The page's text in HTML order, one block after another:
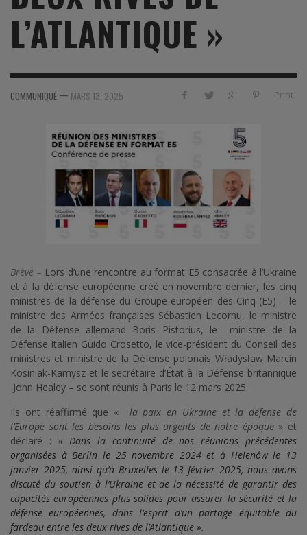
L’ATLANTIQUE »
Print
COMMUNIQUÉ — MARS 13, 2025
Brève – Lors d’une rencontre au format E5 consacrée à l’Ukraine
et à la défense européenne créé en novembre dernier, les cinq
ministres de la défense du Groupe européen des Cinq (E5) – le
ministre des Armées françaises Sébastien Lecornu, le ministre
de la Défense allemand Boris Pistorius, le ministre de la
Défense italien Guido Crosetto, le vice-président du Conseil des
ministres et ministre de la Défense polonais Władysław Marcin
Kosiniak-Kamysz et le secrétaire d’État à la Défense britannique
John Healey – se sont réunis à Paris le 12 mars 2025.
Ils ont réaffirmé que « la paix en Ukraine et la défense de
l’Europe sont les besoins les plus urgents de notre époque » et
déclaré : « Dans la continuité de nos réunions précédentes
organisées à Berlin le 25 novembre 2024 et à Helenów le 13
janvier 2025, ainsi qu’à Bruxelles le 13 février 2025, nous avons
discuté du soutien à l’Ukraine et de la nécessité de garantir des
capacités européennes plus solides pour assurer la sécurité et la
défense européennes, dans l’esprit d’un partage équitable du
fardeau entre les deux rives de l’Atlantique ».